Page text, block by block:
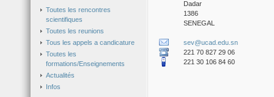
Dadar
1386
SENEGAL
sev@ucad.edu.sn
221 70 827 29 06
221 30 106 84 60
Toutes les rencontres
scientifiques
Toutes les reunions
Tous les appels a candicature
Toutes les
formations/Enseignements
Actualités
Infos